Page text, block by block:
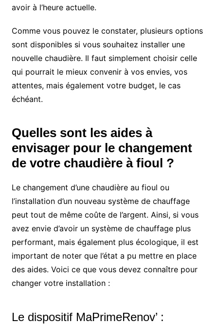
avoir à l’heure actuelle.
Comme vous pouvez le constater, plusieurs options
sont disponibles si vous souhaitez installer une
nouvelle chaudière. Il faut simplement choisir celle
qui pourrait le mieux convenir à vos envies, vos
attentes, mais également votre budget, le cas
échéant.
Quelles sont les aides à
envisager pour le changement
de votre chaudière à fioul ?
Le changement d’une chaudière au fioul ou
l’installation d’un nouveau système de chauffage
peut tout de même coûte de l’argent. Ainsi, si vous
avez envie d’avoir un système de chauffage plus
performant, mais également plus écologique, il est
important de noter que l’état a pu mettre en place
des aides. Voici ce que vous devez connaître pour
changer votre installation :
Le dispositif MaPrimeRenov’ :